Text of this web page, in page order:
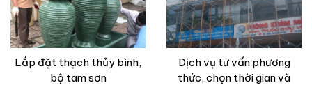
Lắp đặt thạch thủy bình,
bộ tam sơn
Dịch vụ tư vấn phương
thức, chọn thời gian và